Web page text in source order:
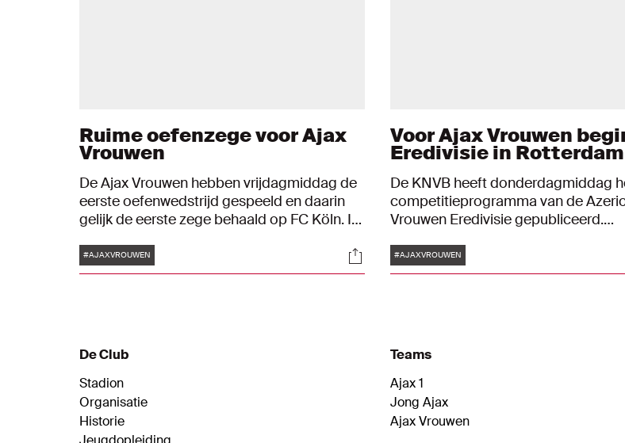
Ruime oefenzege voor Ajax
Vrouwen
De Ajax Vrouwen hebben vrijdagmiddag de
eerste oefenwedstrijd gespeeld en daarin
gelijk de eerste zege behaald op FC Köln. In
duurde, scoorde de ploeg van trainer
Suzanne Bakker er zelf vijf en kreeg pas bij
Tags
#AJAXVROUWEN Socials
Voor Ajax Vrouwen
Eredivisie in Rotterdam
De KNVB heeft donderdagmiddag
competitieprogramma van de
Vrouwen Eredivisie gepubliceerd.
strijd om de Super Cup los.
Ajax Vrouwen neemt het op
Tags
#AJAXVROUWEN
De Club
Stadion
Organisatie
Historie
Teams
Ajax 1
Jong Ajax
Ajax Vrouwen